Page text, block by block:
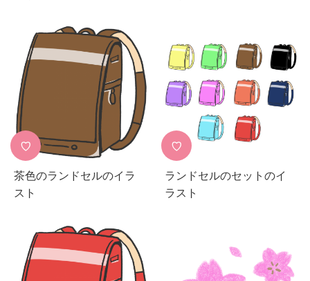
♡
茶色のランドセルのイラ
スト
♡
ランドセルのセットのイ
ラスト